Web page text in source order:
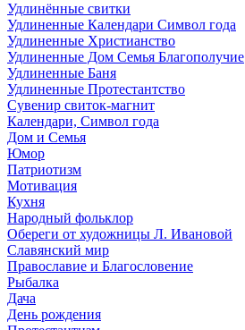
Удлинённые свитки
Удлиненные Календари Символ года
Удлиненные Христианство
Удлиненные Дом Семья Благополучие
Удлиненные Баня
Удлиненные Протестантство
Сувенир свиток-магнит
Календари, Символ года
Дом и Семья
Юмор
Патриотизм
Мотивация
Кухня
Народный фольклор
Обереги от художницы Л. Ивановой
Славянский мир
Православие и Благословение
Рыбалка
Дача
День рождения